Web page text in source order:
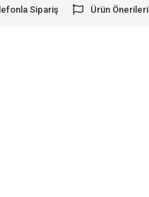
Sipariş Ürün Önerileri